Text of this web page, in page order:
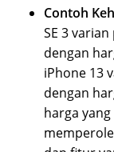
Contoh
SE 3
dengan
iPhone 13
dengan
harga